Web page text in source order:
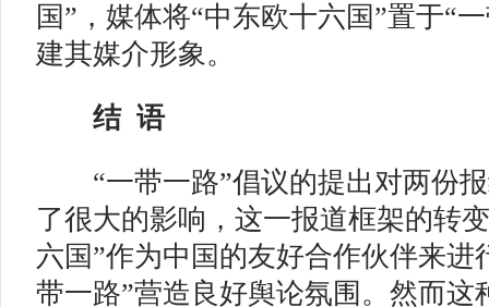
国”，媒体将“中东欧十六国”置于“
建其媒介形象。
结 语
“一带一路”倡议的提出对两份报
了很大的影响，这一报道框架的转
六国”作为中国的友好合作伙伴来进
带一路”营造良好舆论氛围。然而这